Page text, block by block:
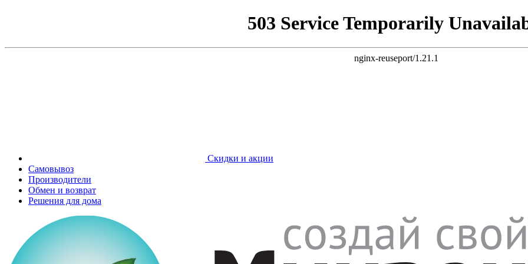
503 Service Temporarily
nginx-reuseport/1.21.1
Скидки и акции
Самовывоз
Производители
Обмен и возврат
Решения для дома